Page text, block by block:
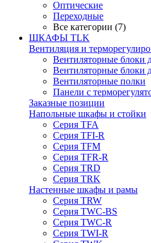
Оптические
Переходные
Все категории (7)
ШКАФЫ TLK
Вентиляция и
Вентиляторные блоки
Вентиляторные блоки
Вентиляторные полки
Панели с
Заказные позиции
Напольные шкафы и стойки
Серия TFA
Серия TFI-R
Серия TFM
Серия TFR-R
Серия TRD
Серия TRK
Настенные шкафы и рамы
Серия TRW
Серия TWC-BS
Серия TWC-R
Серия TWI-R